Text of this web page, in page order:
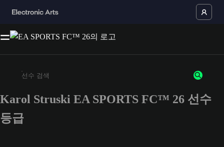
최소 3자 이상의 문자 또는 숫자를 입력하세요
Karol Struski EA SPORTS FC™ 26 선수
등급